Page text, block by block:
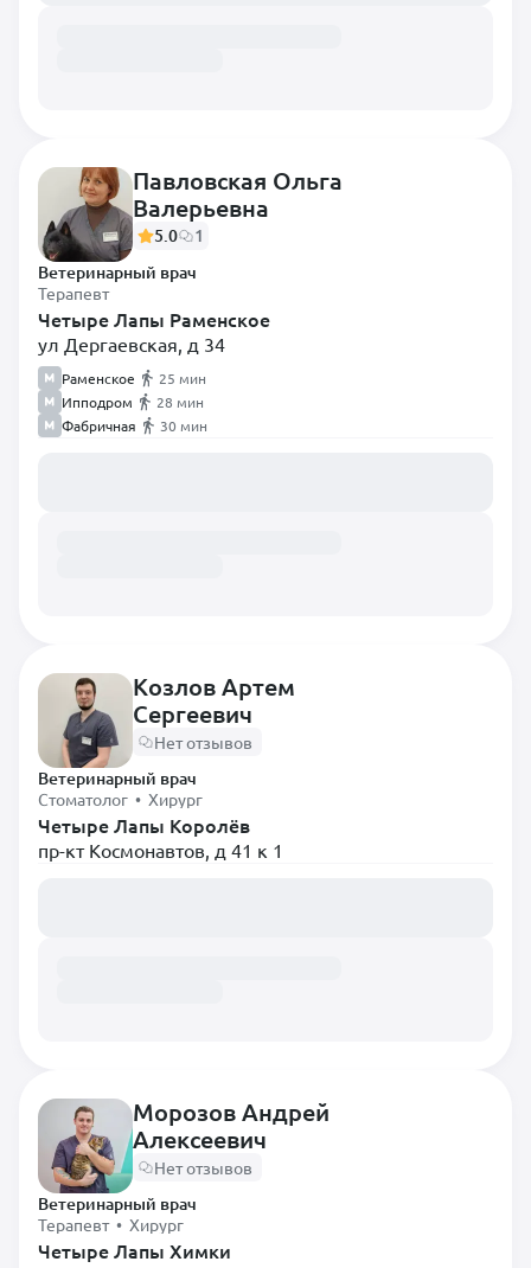
Реаниматолог
Стоматолог
Терапевт
Травматолог
Уролог
Хирург
Хирург-эндоскопист
Экзотолог
Павловская Ольга
Валерьевна
5.0
1
Ветеринарный врач
Терапевт
Четыре Лапы Раменское
ул Дергаевская, д 34
Раменское
25 мин
Ипподром
28 мин
Фабричная
30 мин
Козлов Артем
Сергеевич
Нет отзывов
Ветеринарный врач
Стоматолог • Хирург
Четыре Лапы Королёв
пр-кт Космонавтов, д 41 к 1
Морозов Андрей
Алексеевич
Нет отзывов
Ветеринарный врач
Терапевт • Хирург
Четыре Лапы Химки